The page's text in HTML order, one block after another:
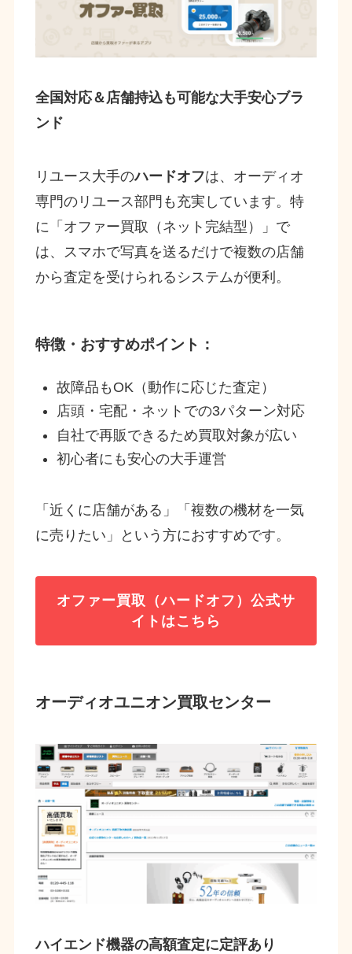
全国対応＆店舗持込も可能な大手安心ブラ
ンド
リユース大手のハードオフは、オーディオ
専門のリユース部門も充実しています。特
に「オファー買取（ネット完結型）」で
は、スマホで写真を送るだけで複数の店舗
から査定を受けられるシステムが便利。
特徴・おすすめポイント：
故障品もOK（動作に応じた査定）
店頭・宅配・ネットでの3パターン対応
自社で再販できるため買取対象が広い
初心者にも安心の大手運営
「近くに店舗がある」「複数の機材を一気
に売りたい」という方におすすめです。
オファー買取（ハードオフ） 公式サ
イトはこちら
オーディオユニオン買取センター
ハイエンド機器の高額査定に定評あり